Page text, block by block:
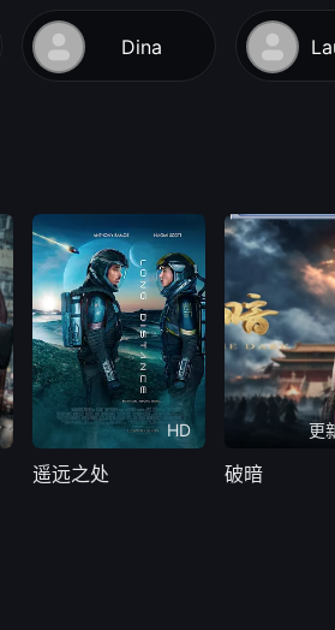
Dina
HD
遥远之处
更
破暗